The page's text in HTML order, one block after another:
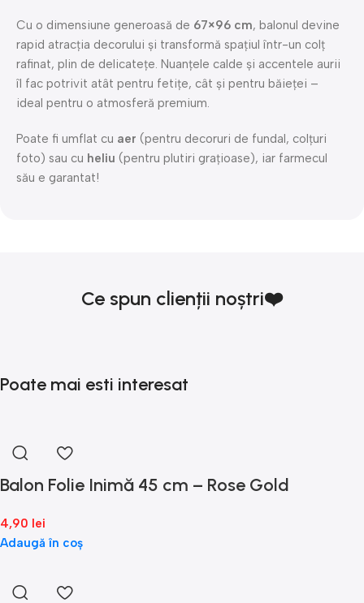
Cu o dimensiune generoasă de 67×96 cm, balonul devine
rapid atracția decorului și transformă spațiul într-un colț
rafinat, plin de delicatețe. Nuanțele calde și accentele aurii
îl fac potrivit atât pentru fetițe, cât și pentru băieței –
ideal pentru o atmosferă premium.
Poate fi umflat cu aer (pentru decoruri de fundal, colțuri
foto) sau cu heliu (pentru plutiri grațioase), iar farmecul
său e garantat!
Ce spun clienții noștri❤️
Poate mai esti interesat
Balon Folie Inimă 45 cm – Rose Gold
4,90 lei
Adaugă în coș